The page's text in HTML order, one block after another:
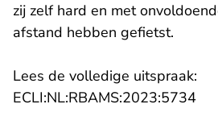
zij zelf hard en met
afstand hebben gefietst.
Lees de volledige uitspraak:
ECLI:NL:RBAMS:2023:5734-